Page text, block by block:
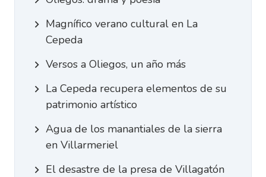
Magnífico verano cultural en La
Cepeda
Versos a Oliegos, un año más
La Cepeda recupera elementos de su
patrimonio artístico
Agua de los manantiales de la sierra
en Villarmeriel
El desastre de la presa de Villagatón